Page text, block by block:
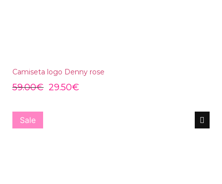
Camiseta logo Denny rose
59.00€ 29.50€
Sale